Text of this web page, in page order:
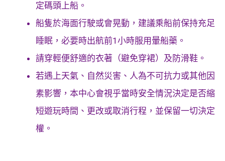
定碼頭上船。
船隻於海面行駛或會晃動，建議乘船前保持充足
睡眠，必要時出航前1小時服用暈船藥。
請穿輕便舒適的衣著（避免穿裙）及防滑鞋。
若遇上天氣、自然災害、人為不可抗力或其他因
素影響，本中心會視乎當時安全情況決定是否縮
短遊玩時間、更改或取消行程，並保留一切決定
權。